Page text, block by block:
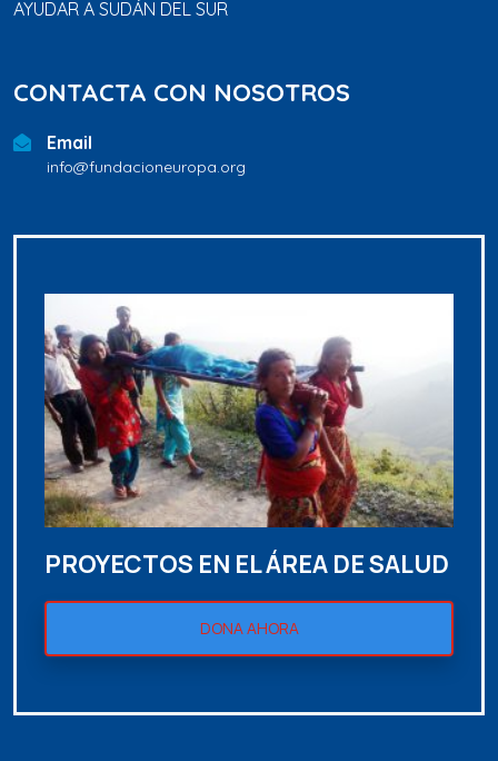
AYUDAR A SUDÁN DEL SUR
CONTACTA CON NOSOTROS
Email
info@fundacioneuropa.org
PROYECTOS EN EL ÁREA DE SALUD
DONA AHORA